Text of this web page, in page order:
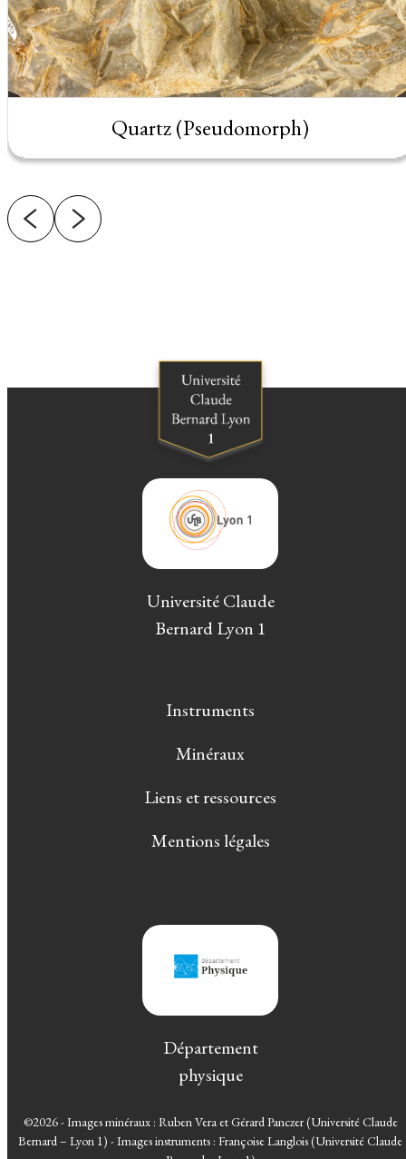
Quartz (Pseudomorph)
Université Claude
Bernard Lyon 1
Instruments
Minéraux
Liens et ressources
Mentions légales
Département
physique
©2026 - Images minéraux : Ruben Vera et Gérard Panczer (Université Claude
Bernard – Lyon 1) - Images instruments : Françoise Langlois (Université Claude